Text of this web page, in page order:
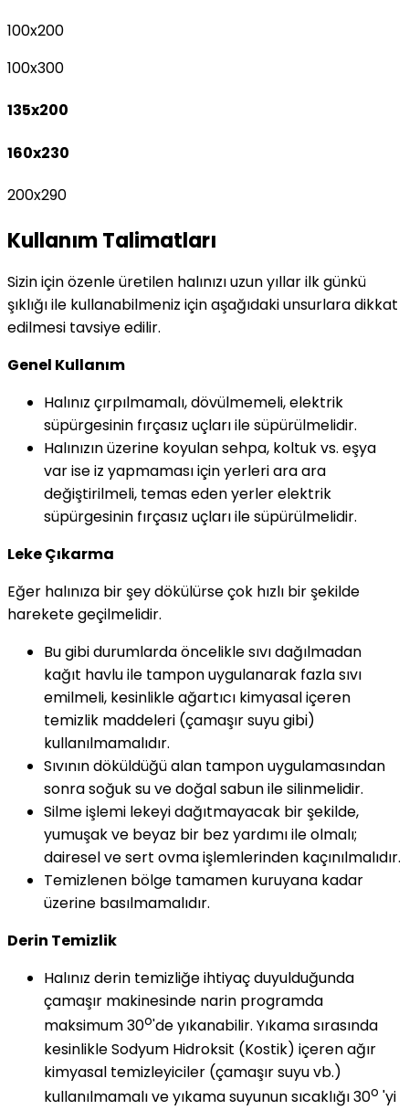
100x200
100x300
135x200
160x230
200x290
Kullanım Talimatları
Sizin için özenle üretilen halınızı uzun yıllar ilk günkü
şıklığı ile kullanabilmeniz için aşağıdaki unsurlara dikkat
edilmesi tavsiye edilir.
Genel Kullanım
Halınız çırpılmamalı, dövülmemeli, elektrik
süpürgesinin fırçasız uçları ile süpürülmelidir.
Halınızın üzerine koyulan sehpa, koltuk vs. eşya
var ise iz yapmaması için yerleri ara ara
değiştirilmeli, temas eden yerler elektrik
süpürgesinin fırçasız uçları ile süpürülmelidir.
Leke Çıkarma
Eğer halınıza bir şey dökülürse çok hızlı bir şekilde
harekete geçilmelidir.
Bu gibi durumlarda öncelikle sıvı dağılmadan
kağıt havlu ile tampon uygulanarak fazla sıvı
emilmeli, kesinlikle ağartıcı kimyasal içeren
temizlik maddeleri (çamaşır suyu gibi)
kullanılmamalıdır.
Sıvının döküldüğü alan tampon uygulamasından
sonra soğuk su ve doğal sabun ile silinmelidir.
Silme işlemi lekeyi dağıtmayacak bir şekilde,
yumuşak ve beyaz bir bez yardımı ile olmalı;
dairesel ve sert ovma işlemlerinden kaçınılmalıdır.
Temizlenen bölge tamamen kuruyana kadar
üzerine basılmamalıdır.
Derin Temizlik
Halınız derin temizliğe ihtiyaç duyulduğunda
çamaşır makinesinde narin programda
maksimum 30o'de yıkanabilir. Yıkama sırasında
kesinlikle Sodyum Hidroksit (Kostik) içeren ağır
kimyasal temizleyiciler (çamaşır suyu vb.)
kullanılmamalı ve yıkama suyunun sıcaklığı 30o 'yi